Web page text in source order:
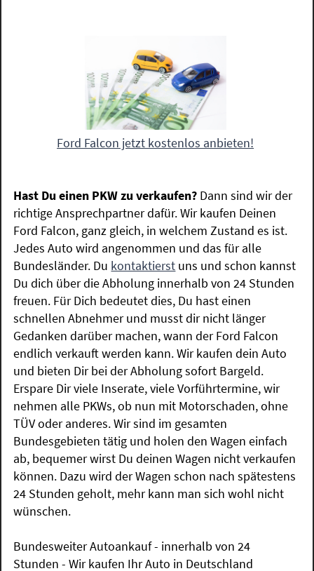
Ford Falcon jetzt kostenlos anbieten!
Hast Du einen PKW zu verkaufen? Dann sind wir der
richtige Ansprechpartner dafür. Wir kaufen Deinen
Ford Falcon, ganz gleich, in welchem Zustand es ist.
Jedes Auto wird angenommen und das für alle
Bundesländer. Du kontaktierst uns und schon kannst
Du dich über die Abholung innerhalb von 24 Stunden
freuen. Für Dich bedeutet dies, Du hast einen
schnellen Abnehmer und musst dir nicht länger
Gedanken darüber machen, wann der Ford Falcon
endlich verkauft werden kann. Wir kaufen dein Auto
und bieten Dir bei der Abholung sofort Bargeld.
Erspare Dir viele Inserate, viele Vorführtermine, wir
nehmen alle PKWs, ob nun mit Motorschaden, ohne
TÜV oder anderes. Wir sind im gesamten
Bundesgebieten tätig und holen den Wagen einfach
ab, bequemer wirst Du deinen Wagen nicht verkaufen
können. Dazu wird der Wagen schon nach spätestens
24 Stunden geholt, mehr kann man sich wohl nicht
wünschen.
Bundesweiter Autoankauf - innerhalb von 24
Stunden - Wir kaufen Ihr Auto in Deutschland